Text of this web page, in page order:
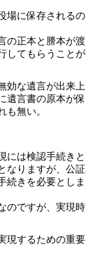
場に保存されるの
の正本と謄本が渡
してもらうことが
効な遺言が出来上
遺言書の原本が保
も無い。
には検認手続きと
なりますが、公証
続きを必要としま
のですが、実現時
現するための重要